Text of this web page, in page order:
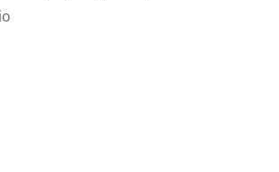
rodízio de estoques;
pedidos junto ao vendedor
dos produtos da concorrência;